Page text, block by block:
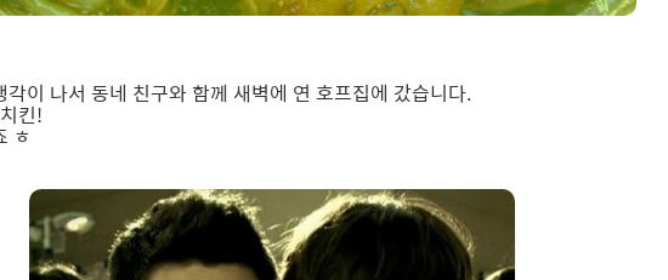
이 나서 동네 친구와 함께 새벽에 연 호프집에 갔습니다.
킨!
ㅎ